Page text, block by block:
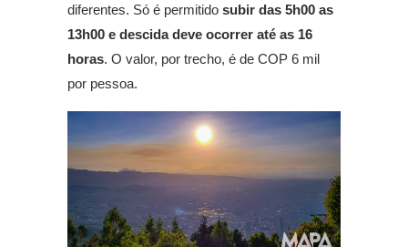
diferentes. Só é permitido subir das 5h00 as
13h00 e descida deve ocorrer até as 16
horas. O valor, por trecho, é de COP 6 mil
por pessoa.